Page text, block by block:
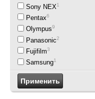
Sony NEX1
Pentax6
Olympus9
Panasonic2
Fujifilm3
Samsung1